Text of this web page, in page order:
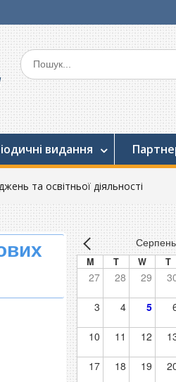
Шукати:
видання
та освітньої діяльності
M T W T
27 28 29
3 4 5
10 11 12
17 18 19